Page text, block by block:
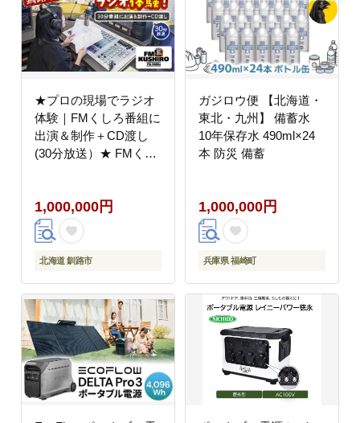
★プロの現場でラジオ
体験｜FMくしろ番組に
出演＆制作＋CD渡し
(30分放送）★ FMくし
域密着 コミュニティ 防
災 北海道 釧路市 _F5F-
0135
1,000,000円
北海道 釧路市
ガジロウ便 【北海道・
東北・九州】 備蓄水
10年保存水 490ml×24
本 防災 備蓄
1,000,000円
兵庫県 福崎町